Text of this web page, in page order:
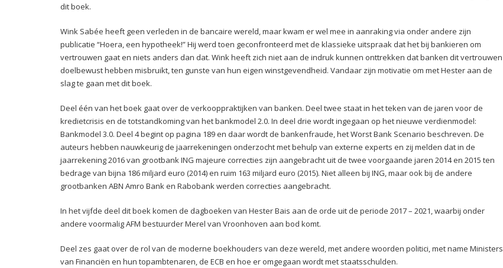
dit boek.
Wink Sabée heeft geen verleden in de bancaire wereld, maar kwam er wel mee in aanraking via onder andere zijn
publicatie “Hoera, een hypotheek!” Hij werd toen geconfronteerd met de klassieke uitspraak dat het bij bankieren om
vertrouwen gaat en niets anders dan dat. Wink heeft zich niet aan de indruk kunnen onttrekken dat banken dit vertrouwen
doelbewust hebben misbruikt, ten gunste van hun eigen winstgevendheid. Vandaar zijn motivatie om met Hester aan de
slag te gaan met dit boek.
Deel één van het boek gaat over de verkooppraktijken van banken. Deel twee staat in het teken van de jaren voor de
kredietcrisis en de totstandkoming van het bankmodel 2.0. In deel drie wordt ingegaan op het nieuwe verdienmodel:
Bankmodel 3.0. Deel 4 begint op pagina 189 en daar wordt de bankenfraude, het Worst Bank Scenario beschreven. De
auteurs hebben nauwkeurig de jaarrekeningen onderzocht met behulp van externe experts en zij melden dat in de
jaarrekening 2016 van grootbank ING majeure correcties zijn aangebracht uit de twee voorgaande jaren 2014 en 2015 ten
bedrage van bijna 186 miljard euro (2014) en ruim 163 miljard euro (2015). Niet alleen bij ING, maar ook bij de andere
grootbanken ABN Amro Bank en Rabobank werden correcties aangebracht.
In het vijfde deel dit boek komen de dagboeken van Hester Bais aan de orde uit de periode 2017 – 2021, waarbij onder
andere voormalig AFM bestuurder Merel van Vroonhoven aan bod komt.
Deel zes gaat over de rol van de moderne boekhouders van deze wereld, met andere woorden politici, met name Ministers
van Financiën en hun topambtenaren, de ECB en hoe er omgegaan wordt met staatsschulden.